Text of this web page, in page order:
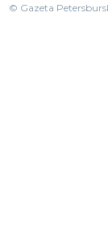
© Gazeta